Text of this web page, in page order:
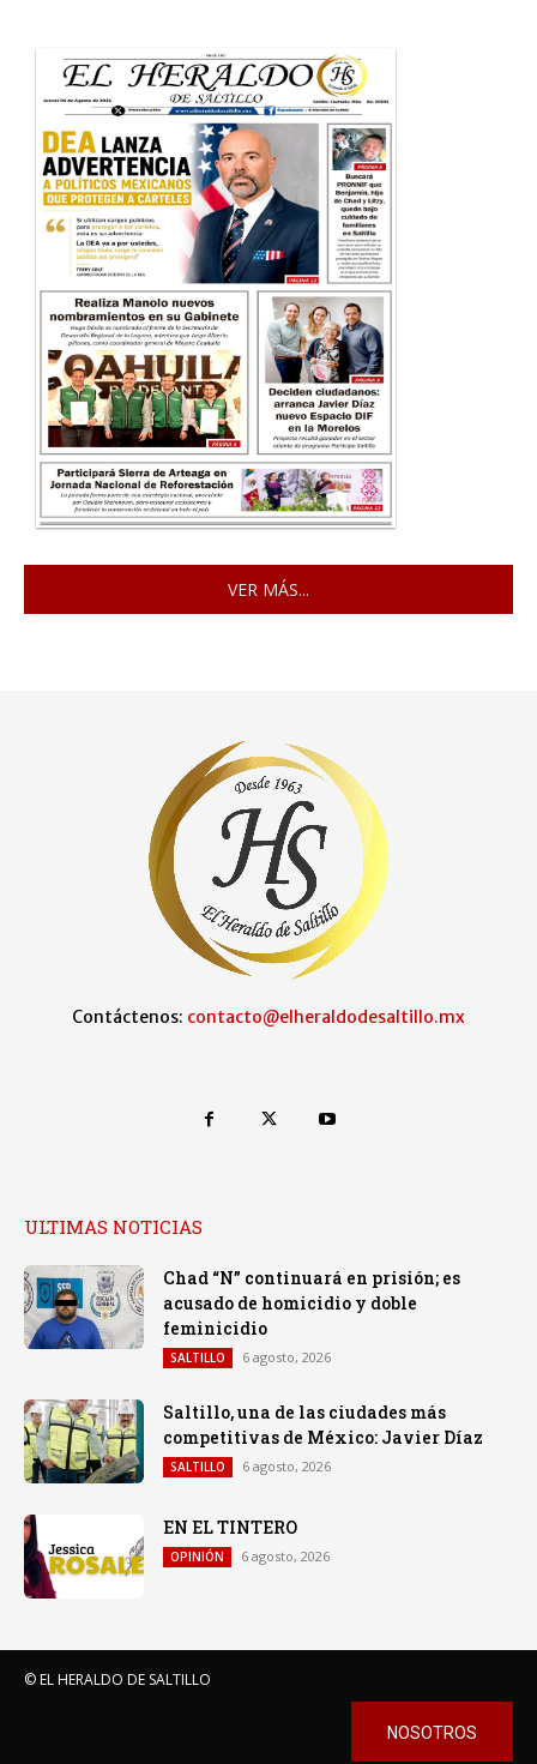
VER MÁS...
Contáctenos: contacto@elheraldodesaltillo.mx
ULTIMAS NOTICIAS
Chad “N” continuará en prisión; es
acusado de homicidio y doble
feminicidio
SALTILLO 6 agosto, 2026
Saltillo, una de las ciudades más
competitivas de México: Javier Díaz
SALTILLO 6 agosto, 2026
EN EL TINTERO
OPINIÓN 6 agosto, 2026
© EL HERALDO DE SALTILLO
NOSOTROS